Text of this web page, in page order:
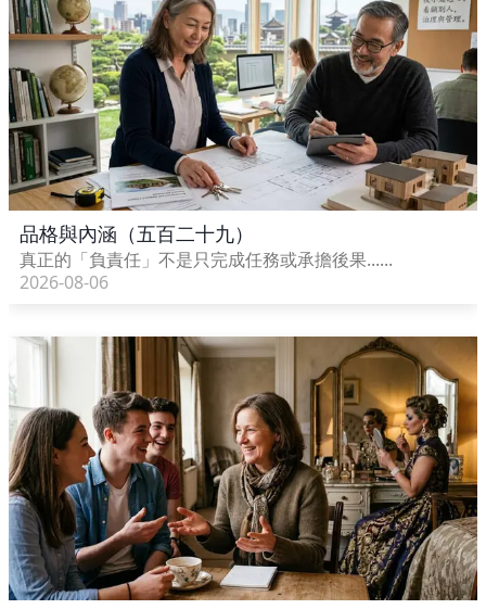
品格與內涵（五百二十九）
真正的「負責任」不是只完成任務或承擔後果......
2026-08-06